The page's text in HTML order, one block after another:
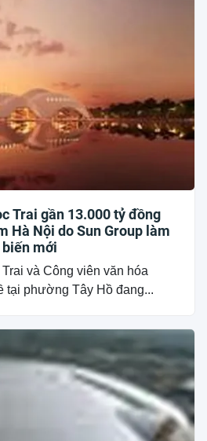
Trai gần 13.000 tỷ đồng
Hà Nội do Sun Group làm
mới
và Công viên văn hóa
tại phường Tây Hồ đang...